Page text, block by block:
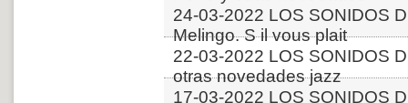
24-03-2022 LOS SONIDOS
Melingo. S il vous plait
22-03-2022 LOS SONIDOS
otras novedades jazz
17-03-2022 LOS SONIDOS